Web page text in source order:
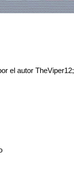
el autor TheViper12;